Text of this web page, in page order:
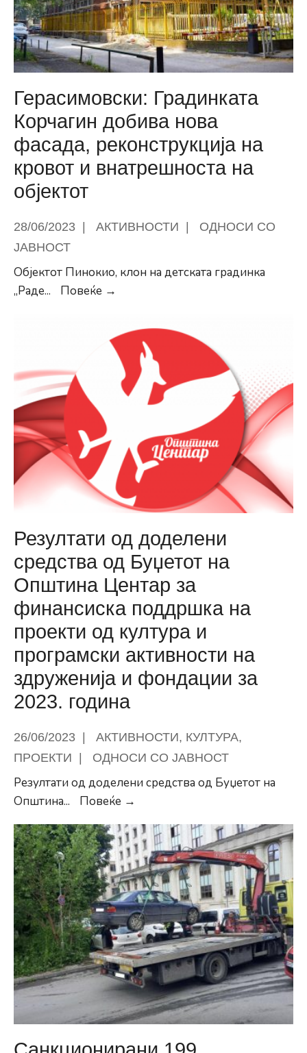
Герасимовски: Градинката
Корчагин добива нова
фасада, реконструкција на
кровот и внатрешноста на
објектот
28/06/2023 | АКТИВНОСТИ |
ОДНОСИ СО
ЈАВНОСТ
Објектот Пинокио, клон на детската градинка
„Раде... Повеќе →
Корчагин
добива
нова
фасада,
реконструкција
кровот
внатрешноста
на
објектот
Резултати од доделени
средства од Буџетот на
Општина Центар за
финансиска поддршка на
проекти од култура и
програмски активности на
здруженија и фондации за
2023. година
26/06/2023 АКТИВНОСТИ, КУЛТУРА,
ПРОЕКТИ
ОДНОСИ СО ЈАВНОСТ
Резултати од доделени средства од Буџетот на
Општина... Повеќе →
доделени
средства
од
Буџетот
на
Општина
Центар
за
финансиска
поддршка
на
проекти